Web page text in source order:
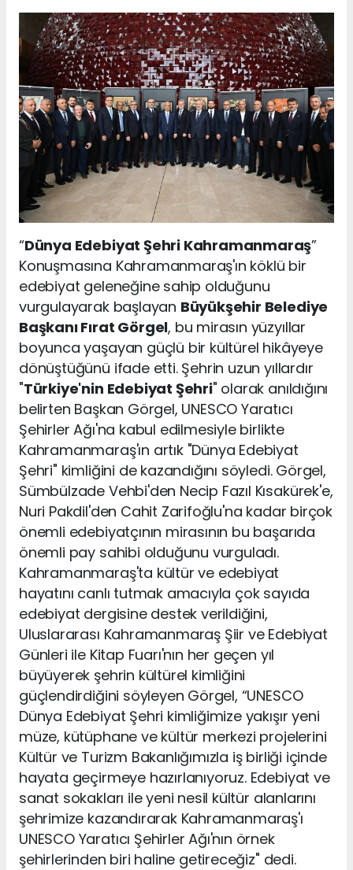
“Dünya Edebiyat Şehri Kahramanmaraş”
Konuşmasına Kahramanmaraş'ın köklü bir
edebiyat geleneğine sahip olduğunu
vurgulayarak başlayan Büyükşehir Belediye
Başkanı Fırat Görgel, bu mirasın yüzyıllar
boyunca yaşayan güçlü bir kültürel hikâyeye
dönüştüğünü ifade etti. Şehrin uzun yıllardır
"Türkiye'nin Edebiyat Şehri" olarak anıldığını
belirten Başkan Görgel, UNESCO Yaratıcı
Şehirler Ağı'na kabul edilmesiyle birlikte
Kahramanmaraş'ın artık "Dünya Edebiyat
Şehri" kimliğini de kazandığını söyledi. Görgel,
Sümbülzade Vehbi'den Necip Fazıl Kısakürek'e,
Nuri Pakdil'den Cahit Zarifoğlu'na kadar birçok
önemli edebiyatçının mirasının bu başarıda
önemli pay sahibi olduğunu vurguladı.
Kahramanmaraş'ta kültür ve edebiyat
hayatını canlı tutmak amacıyla çok sayıda
edebiyat dergisine destek verildiğini,
Uluslararası Kahramanmaraş Şiir ve Edebiyat
Günleri ile Kitap Fuarı'nın her geçen yıl
büyüyerek şehrin kültürel kimliğini
güçlendirdiğini söyleyen Görgel, “UNESCO
Dünya Edebiyat Şehri kimliğimize yakışır yeni
müze, kütüphane ve kültür merkezi projelerini
Kültür ve Turizm Bakanlığımızla iş birliği içinde
hayata geçirmeye hazırlanıyoruz. Edebiyat ve
sanat sokakları ile yeni nesil kültür alanlarını
şehrimize kazandırarak Kahramanmaraş'ı
UNESCO Yaratıcı Şehirler Ağı'nın örnek
şehirlerinden biri haline getireceğiz" dedi.